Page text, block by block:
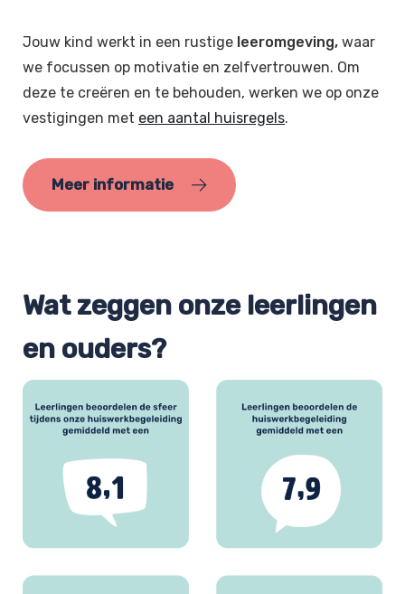
Jouw kind werkt in een rustige leeromgeving, waar
we focussen op motivatie en zelfvertrouwen. Om
deze te creëren en te behouden, werken we op onze
vestigingen met een aantal huisregels.
Meer informatie
Wat zeggen onze leerlingen
en ouders?